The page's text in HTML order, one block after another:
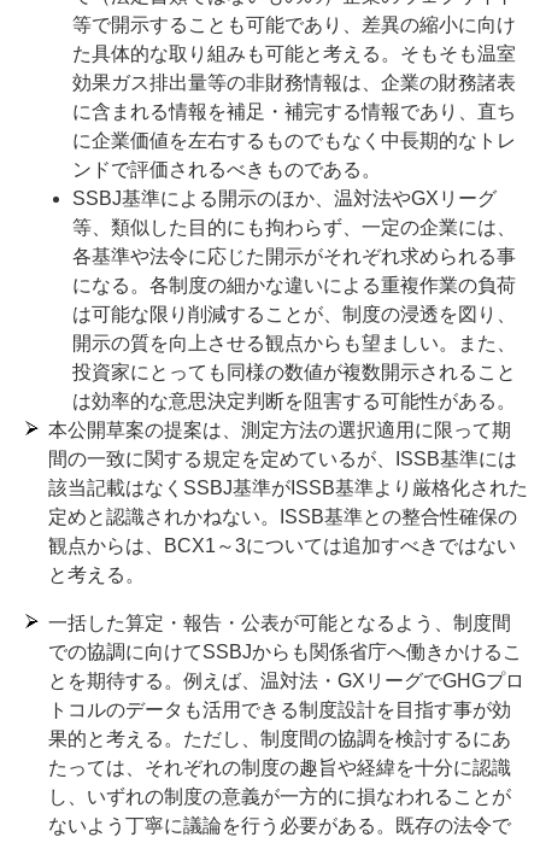
等で開示することも可能であり、差異の縮小に向け
た具体的な取り組みも可能と考える。そもそも温室
効果ガス排出量等の非財務情報は、企業の財務諸表
に含まれる情報を補足・補完する情報であり、直ち
に企業価値を左右するものでもなく中長期的なトレ
ンドで評価されるべきものである。
SSBJ基準による開示のほか、温対法やGXリーグ
等、類似した目的にも拘わらず、一定の企業には、
各基準や法令に応じた開示がそれぞれ求められる事
になる。各制度の細かな違いによる重複作業の負荷
は可能な限り削減することが、制度の浸透を図り、
開示の質を向上させる観点からも望ましい。また、
投資家にとっても同様の数値が複数開示されること
は効率的な意思決定判断を阻害する可能性がある。
本公開草案の提案は、測定方法の選択適用に限って期
間の一致に関する規定を定めているが、ISSB基準には
該当記載はなくSSBJ基準がISSB基準より厳格化された
定めと認識されかねない。ISSB基準との整合性確保の
観点からは、BCX1～3については追加すべきではない
と考える。
一括した算定・報告・公表が可能となるよう、制度間
での協調に向けてSSBJからも関係省庁へ働きかけるこ
とを期待する。例えば、温対法・GXリーグでGHGプロ
トコルのデータも活用できる制度設計を目指す事が効
果的と考える。ただし、制度間の協調を検討するにあ
たっては、それぞれの制度の趣旨や経緯を十分に認識
し、いずれの制度の意義が一方的に損なわれることが
ないよう丁寧に議論を行う必要がある。既存の法令で